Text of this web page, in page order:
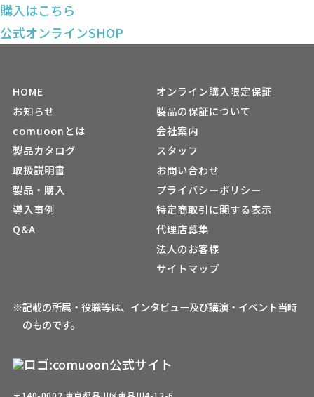
購入はこちら
公式オンラインSHOP
HOME
お知らせ
comuoonとは
製品カタログ
取扱説明書
製品・購入
導入事例
Q&A
オンライン購入限定保証
製品の保証について
会社案内
スタッフ
お問い合わせ
プライバシーポリシー
特定商取引に関する表示
代理店募集
法人のお客様
サイトマップ
※記載の所属・役職等は、インタビュー及び講演・イベント当時
のものです。